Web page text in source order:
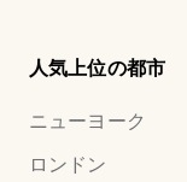
人気上位の都市
ニューヨーク
ロンドン